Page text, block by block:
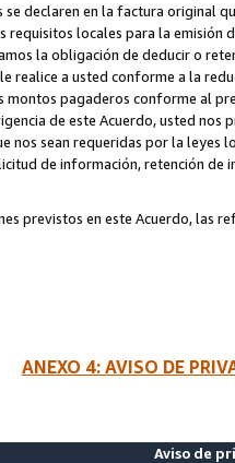
se declaren en la factura original
requisitos locales para la emisión
la obligación de deducir o
realice a usted conforme a la
montos pagaderos conforme al
de este Acuerdo, usted
nos sean requeridas por la leyes
de información, retención de
previstos en este Acuerdo, las
ANEXO 4: AVISO DE
Aviso de